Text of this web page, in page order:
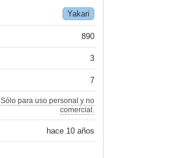
Yakari
890
3
7
Sólo para uso personal y no
comercial.
hace 10 años